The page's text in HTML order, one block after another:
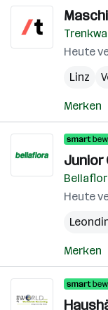
Heute
Linz
Merken
Junior
Heute
Merken